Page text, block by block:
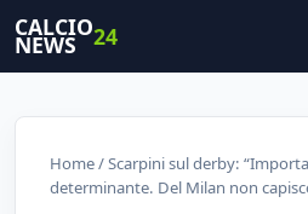
CALCIO
NEWS 24
Home/ Scarpini sul derby:
determinante. Del Milan non